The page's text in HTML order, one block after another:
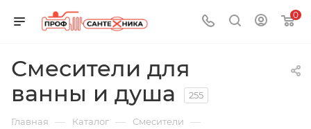
0
Смесители для
ванны и душа
255
Главная — Каталог — Смесители —